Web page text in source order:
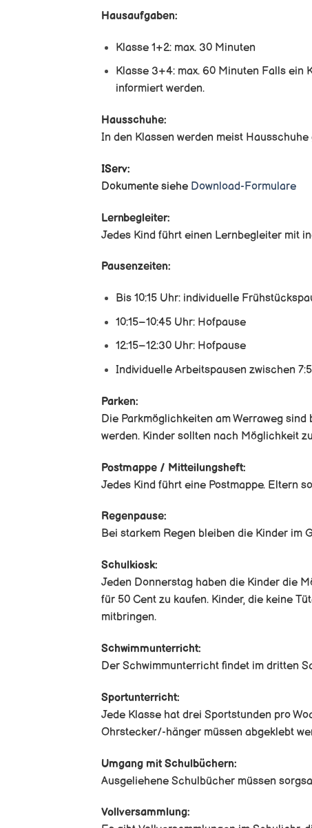
Hausaufgaben:
Klasse 1+2: max. 30 Minuten
Klasse 3+4: max. 60 Minuten Falls ein
informiert werden.
Hausschuhe:
In den Klassen werden meist
IServ:
Dokumente siehe Download-Formulare
Lernbegleiter:
Jedes Kind führt einen Lernbegleiter mit
Pausenzeiten:
Bis 10:15 Uhr: individuelle
10:15–10:45 Uhr: Hofpause
12:15–12:30 Uhr: Hofpause
Individuelle Arbeitspausen zwischen
Parken:
Die Parkmöglichkeiten am Werraweg
werden. Kinder sollten nach Möglichkeit
Postmappe / Mitteilungsheft:
Jedes Kind führt eine Postmappe. Eltern
Regenpause:
Bei starkem Regen bleiben die Kinder im
Schulkiosk:
Jeden Donnerstag haben die Kinder die
für 50 Cent zu kaufen. Kinder, die keine
mitbringen.
Schwimmunterricht:
Der Schwimmunterricht findet im dritten
Sportunterricht:
Jede Klasse hat drei Sportstunden pro
Ohrstecker/-hänger müssen abgeklebt
Umgang mit Schulbüchern:
Ausgeliehene Schulbücher müssen
Vollversammlung: